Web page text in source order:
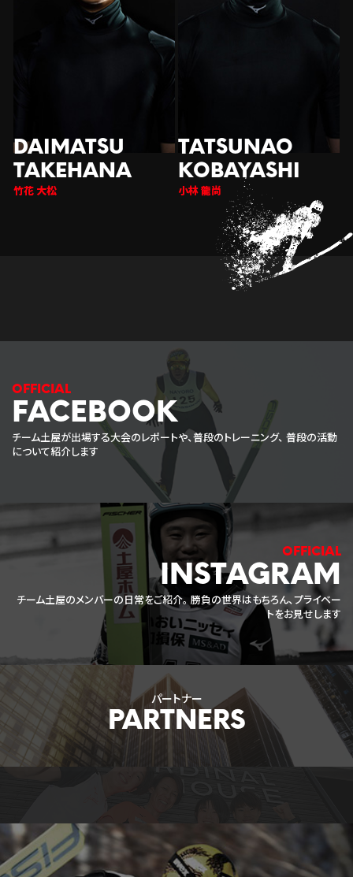
竹花 大松 小林 龍尚
FACEBOOK
チーム土屋が出場する大会のレポートや、普段のトレーニング、 普段の活動
について紹介します
INSTAGRAM
チーム土屋のメンバーの日常をご紹介。 勝負の世界はもちろん、プライベー
トをお見せします
パートナー